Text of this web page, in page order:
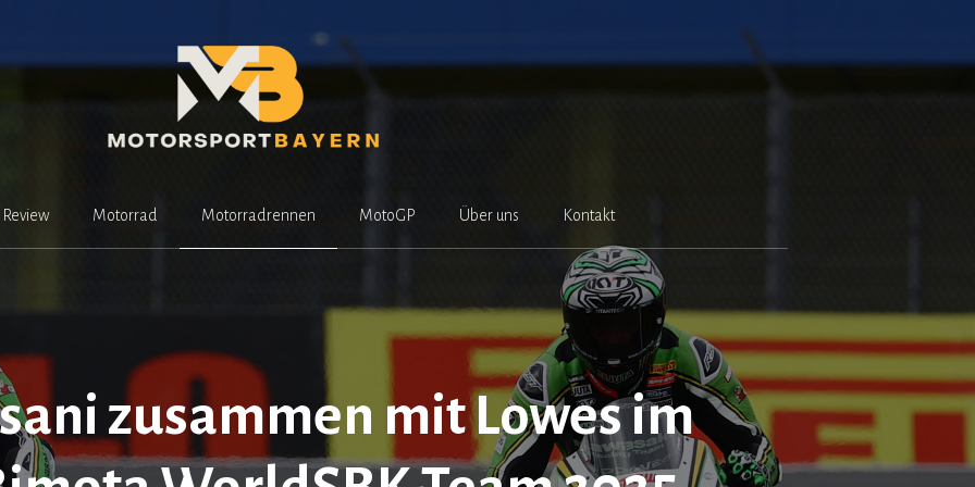
Review Motorrad Motorradrennen MotoGP Über uns Kontakt
zusammen mit Lowes im